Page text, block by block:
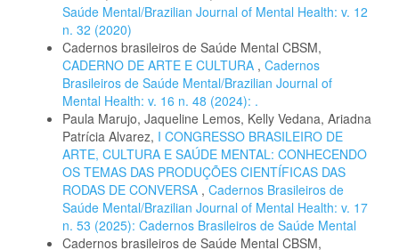
Saúde Mental/Brazilian Journal of Mental Health: v. 12
n. 32 (2020)
Cadernos brasileiros de Saúde Mental CBSM,
CADERNO DE ARTE E CULTURA , Cadernos
Brasileiros de Saúde Mental/Brazilian Journal of
Mental Health: v. 16 n. 48 (2024): .
Paula Marujo, Jaqueline Lemos, Kelly Vedana, Ariadna
Patrícia Alvarez, I CONGRESSO BRASILEIRO DE
ARTE, CULTURA E SAÚDE MENTAL: CONHECENDO
OS TEMAS DAS PRODUÇÕES CIENTÍFICAS DAS
RODAS DE CONVERSA , Cadernos Brasileiros de
Saúde Mental/Brazilian Journal of Mental Health: v. 17
n. 53 (2025): Cadernos Brasileiros de Saúde Mental
Cadernos brasileiros de Saúde Mental CBSM,